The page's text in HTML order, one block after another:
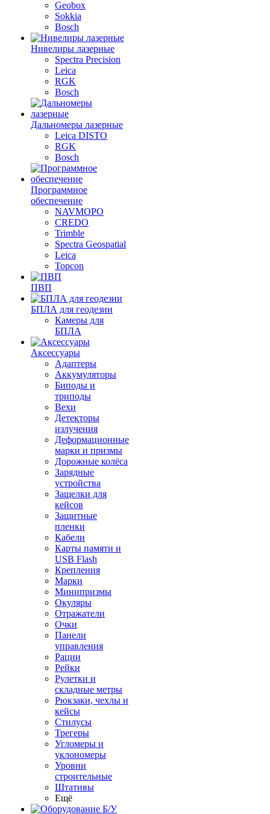
Geobox
Sokkia
Bosch
Нивелиры лазерные
Spectra Precision
Leica
RGK
Bosch
Дальномеры лазерные
Leica DISTO
RGK
Bosch
Программное
обеспечение
NAVMOPO
CREDO
Trimble
Spectra Geospatial
Leica
Topcon
ПВП
БПЛА для геодезии
Камеры для
БПЛА
Аксессуары
Адаптеры
Аккумуляторы
Биподы и
триподы
Вехи
Детекторы
излучения
Деформационные
марки и призмы
Дорожные колёса
Зарядные
устройства
Защелки для
кейсов
Защитные
пленки
Кабели
Карты памяти и
USB Flash
Крепления
Марки
Минипризмы
Окуляры
Отражатели
Очки
Панели
управления
Рации
Рейки
Рулетки и
складные метры
Рюкзаки, чехлы и
кейсы
Стилусы
Трегеры
Угломеры и
уклономеры
Уровни
строительные
Штативы
Ещё